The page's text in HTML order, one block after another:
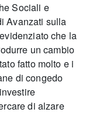
Sociali e
Avanzati sulla
che la
un cambio
fatto molto e i
di congedo
di alzare